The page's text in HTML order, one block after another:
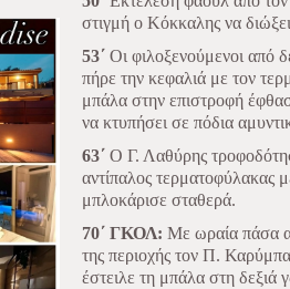
στιγμή ο Κόκκαλης να
53΄ Οι φιλοξενούμενοι από
πήρε την κεφαλιά με τον
μπάλα στην επιστροφή
να κτυπήσει σε πόδια
63΄ Ο Γ. Λαθύρης
αντίπαλος τερματοφύλακας
μπλοκάρισε σταθερά.
70΄ ΓΚΟΛ: Με ωραία πάσα
της περιοχής τον Π.
έστειλε τη μπάλα στη δεξιά